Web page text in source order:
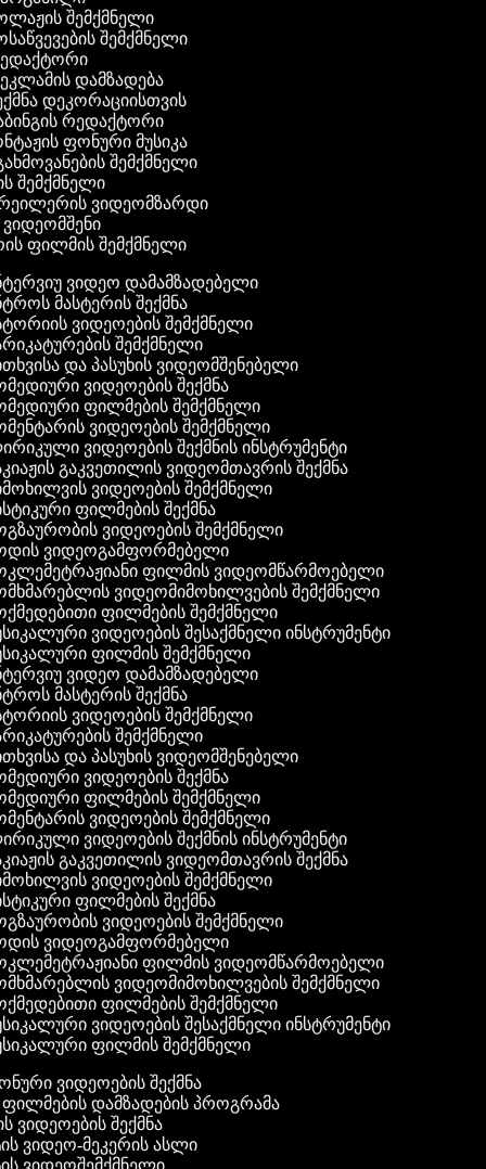
შემქმნელი
შემქმნელი
დამზადება
დეკორაციისთვის
რედაქტორი
ფონური მუსიკა
შემქმნელი
შემქმნელი
ვიდეომზარდი
ვიდეომშენი
ფილმის შემქმნელი
ვიდეო დამამზადებელი
მასტერის შექმნა
ვიდეოების შემქმნელი
შემქმნელი
და პასუხის ვიდეომშენებელი
ვიდეოების შექმნა
ფილმების შემქმნელი
ვიდეოების შემქმნელი
ვიდეოების შექმნის ინსტრუმენტი
გაკვეთილის ვიდეომთავრის შექმნა
ვიდეოების შემქმნელი
ფილმების შექმნა
ვიდეოების შემქმნელი
ვიდეოგამფორმებელი
ფილმის ვიდეომწარმოებელი
ვიდეომიმოხილვების შემქმნელი
ფილმების შემქმნელი
ვიდეოების შესაქმნელი ინსტრუმენტი
ფილმის შემქმნელი
ვიდეო დამამზადებელი
მასტერის შექმნა
ვიდეოების შემქმნელი
შემქმნელი
და პასუხის ვიდეომშენებელი
ვიდეოების შექმნა
ფილმების შემქმნელი
ვიდეოების შემქმნელი
ვიდეოების შექმნის ინსტრუმენტი
გაკვეთილის ვიდეომთავრის შექმნა
ვიდეოების შემქმნელი
ფილმების შექმნა
ვიდეოების შემქმნელი
ვიდეოგამფორმებელი
ფილმის ვიდეომწარმოებელი
ვიდეომიმოხილვების შემქმნელი
ფილმების შემქმნელი
ვიდეოების შესაქმნელი ინსტრუმენტი
ფილმის შემქმნელი
ვიდეოების შექმნა
ფილმების დამზადების პროგრამა
ვიდეოების შექმნა
ვიდეო-მეკერის ასლი